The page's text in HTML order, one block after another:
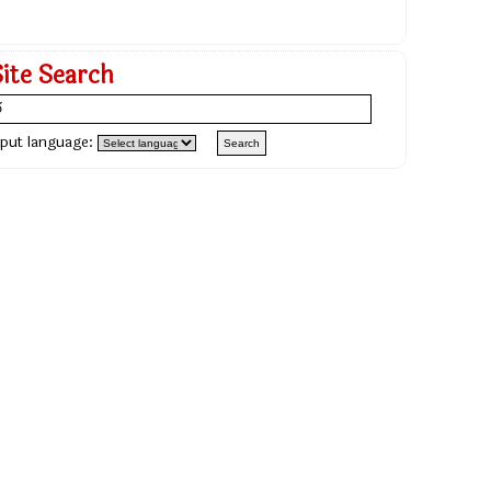
Search
language: